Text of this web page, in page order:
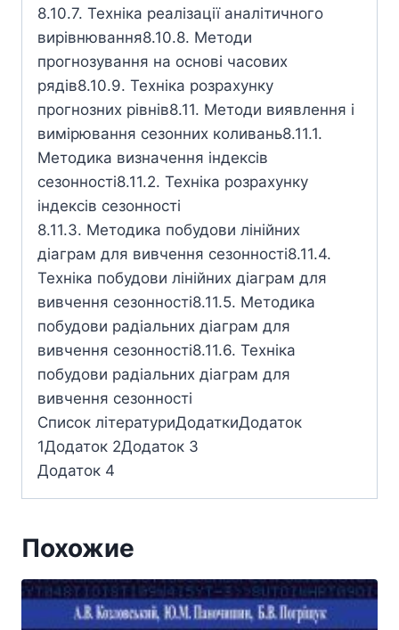
8.10.7. Техніка реалізації аналітичного
вирівнювання8.10.8. Методи
прогнозування на основі часових
рядів8.10.9. Техніка розрахунку
прогнозних рівнів8.11. Методи виявлення і
вимірювання сезонних коливань8.11.1.
Методика визначення індексів
сезонності8.11.2. Техніка розрахунку
індексів сезонності
8.11.3. Методика побудови лінійних
діаграм для вивчення сезонності8.11.4.
Техніка побудови лінійних діаграм для
вивчення сезонності8.11.5. Методика
побудови радіальних діаграм для
вивчення сезонності8.11.6. Техніка
побудови радіальних діаграм для
вивчення сезонності
Список літературиДодаткиДодаток
1Додаток 2Додаток 3
Додаток 4
Похожие